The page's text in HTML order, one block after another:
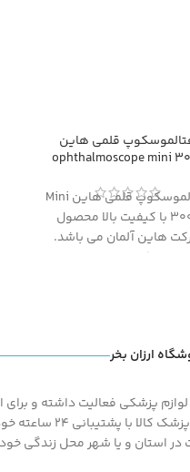
قلمی هاین
ophthalmoscope mini
افتالموسکوپ قلمی هاین Mini
3000 با کیفیت بالا محصول
هاین آلمان می باشد.
افتالموسکوپ دارای طراحی
ارزان بخر
پزشکی فعالیت داشته و
محصولات
استان و یا شهر محل زندگی خود